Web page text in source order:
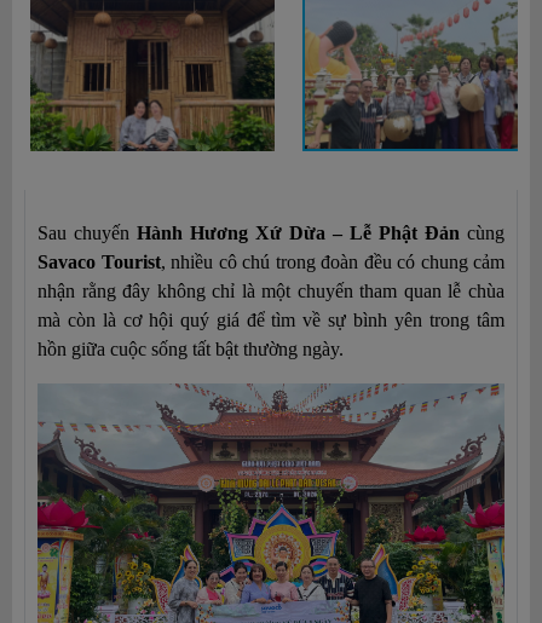
Sau chuyến Hành Hương Xứ Dừa – Lễ Phật Đản
Savaco Tourist, nhiều cô chú trong đoàn đều có chung cảm
nhận rằng đây không chỉ là một chuyến tham quan lễ chùa
mà còn là cơ hội quý giá để tìm về sự bình yên trong tâm
hồn giữa cuộc sống tất bật thường ngày.